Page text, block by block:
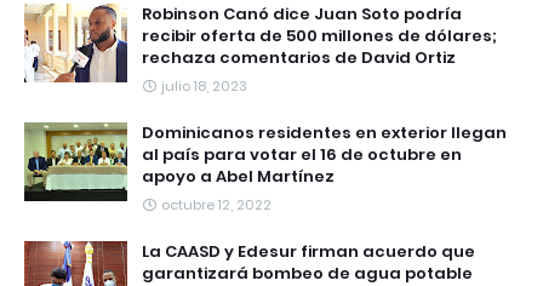
Robinson Canó dice Juan Soto podría
recibir oferta de 500 millones de dólares;
rechaza comentarios de David Ortiz
julio 18, 2023
Dominicanos residentes en exterior llegan
al país para votar el 16 de octubre en
apoyo a Abel Martínez
octubre 12, 2022
La CAASD y Edesur firman acuerdo que
garantizará bombeo de agua potable